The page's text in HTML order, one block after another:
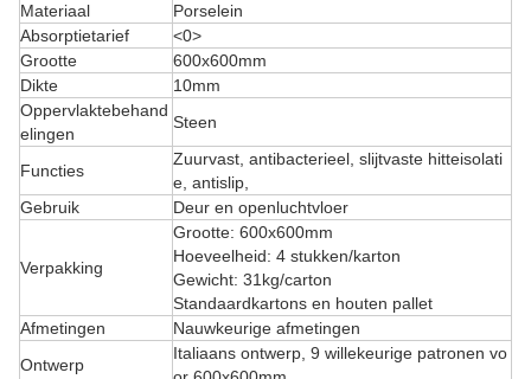
Materiaal
Porselein
Absorptietarief
<0>
Grootte
600x600mm
Dikte
10mm
Oppervlaktebehand
elingen
Steen
Functies
Zuurvast, antibacterieel, slijtvaste hitteisolati
e, antislip,
Gebruik
Deur en openluchtvloer
Verpakking
Grootte: 600x600mm
Hoeveelheid: 4 stukken/karton
Gewicht: 31kg/carton
Standaardkartons en houten pallet
Afmetingen
Nauwkeurige afmetingen
Ontwerp
Italiaans ontwerp, 9 willekeurige patronen vo